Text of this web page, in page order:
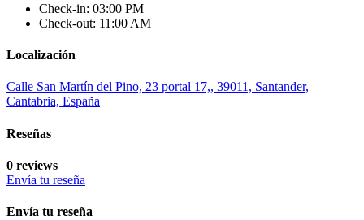
Check-in: 03:00 PM
Check-out: 11:00 AM
Localización
Calle San Martín del Pino, 23 portal 17,, 39011, Santander,
Cantabria, España
Reseñas
0 reviews
Envía tu reseña
Envía tu reseña